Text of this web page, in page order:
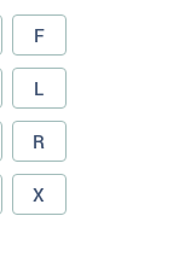
F
L
R
X